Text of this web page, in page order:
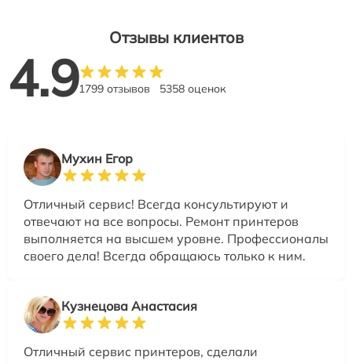
Отзывы клиентов
4.91799 отзывов 5358 оценок
Мухин Егор
Отличный сервис! Всегда консультируют и
отвечают на все вопросы. Ремонт принтеров
выполняется на высшем уровне. Профессионалы
своего дела! Всегда обращаюсь только к ним.
Кузнецова Анастасия
Отличный сервис принтеров, сделали